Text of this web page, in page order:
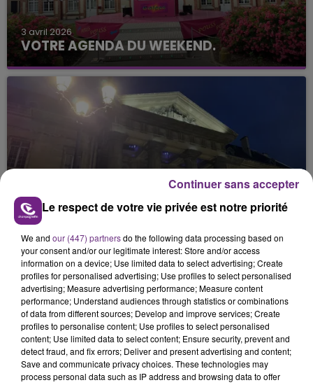
3 avril 2026
VOTRE AGENDA DU WEEKEND.
UN PSYCHIATRE MIS EN EXAMEN POUR
VIOL, AGRESSIONS ET HARCÈLEMENTS...
30 mars 2026
SUPPRESSIONS DE POSTES, MANQUE DE
Le respect de votre vie privée est notre priorité
We and our (447) partnersdo the following data processing based on
your consent and/or our legitimate interest: Store and/or access
information on a device; Use limited data to select advertising; Create
profiles for personalised advertising; Use profiles to select personalised
advertising; Measure advertising performance; Measure content
performance; Understand audiences through statistics or combinations
of data from different sources; Develop and improve services; Create
profiles to personalise content; Use profiles to select personalised
content; Use limited data to select content; Ensure security, prevent and
detect fraud, and fix errors; Deliver and present advertising and content;
Save and communicate privacy choices. These technologies may
process personal data such as IP address and browsing data to offer
Continuer sans accepter